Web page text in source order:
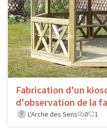
Fabrication d'un
d'observation de la
L'Arche des Sens
0 1